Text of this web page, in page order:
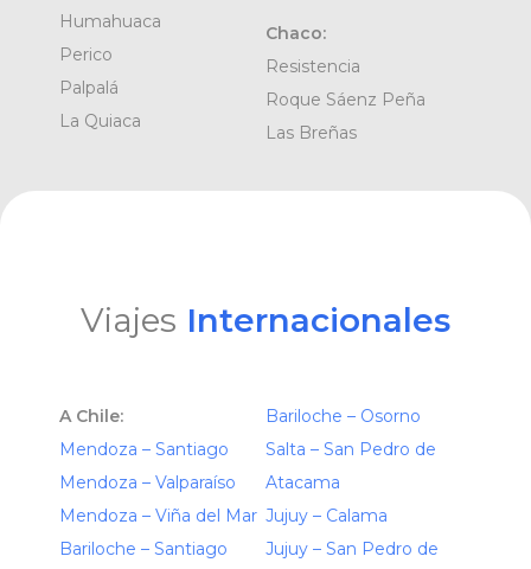
Humahuaca
Perico
Palpalá
La Quiaca
Chaco:
Resistencia
Roque Sáenz Peña
Las Breñas
Viajes Internacionales
A Chile:
Mendoza – Santiago
Mendoza – Valparaíso
Mendoza – Viña del Mar
Bariloche – Santiago
Bariloche – Osorno
Salta – San Pedro de
Atacama
Jujuy – Calama
Jujuy – San Pedro de